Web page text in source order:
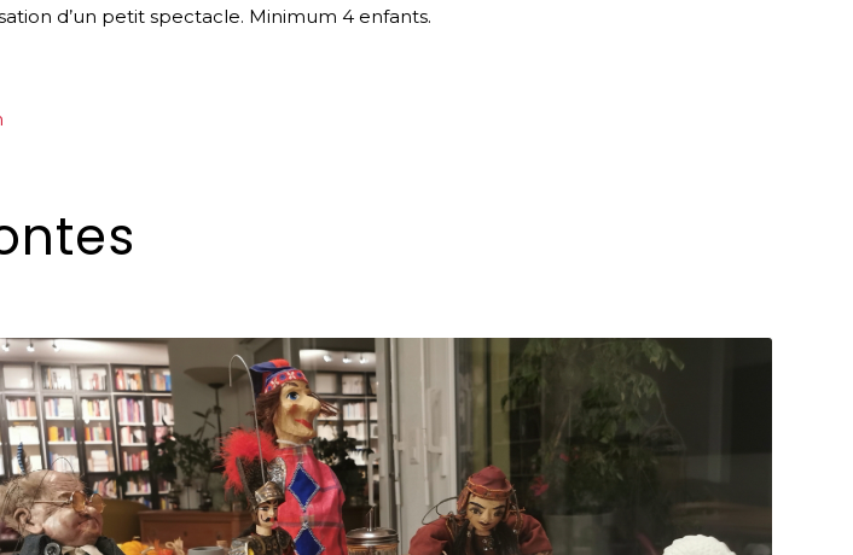
d’un petit spectacle. Minimum 4 enfants.